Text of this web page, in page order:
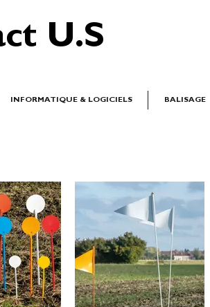
U.S
INFORMATIQUE & LOGICIELS BALISAGE